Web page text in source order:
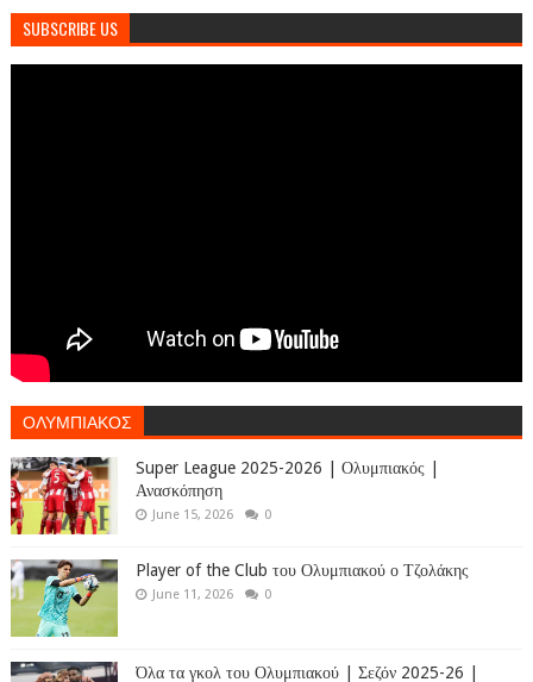
SUBSCRIBE US
ΟΛΥΜΠΙΑΚΟΣ
Super League 2025-2026 | Ολυμπιακός |
Ανασκόπηση
June 15, 2026 0
Player of the Club του Ολυμπιακού ο Τζολάκης
June 11, 2026 0
Όλα τα γκολ του Ολυμπιακού | Σεζόν 2025-26 |